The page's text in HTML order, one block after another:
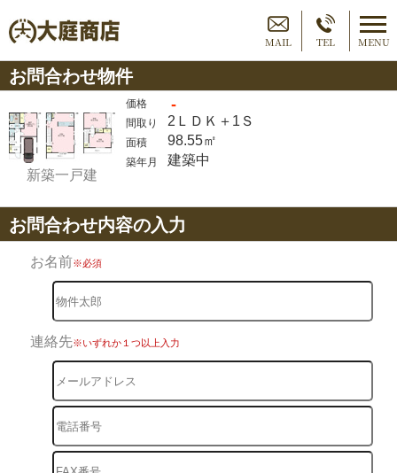
MAIL TEL MENU
お問合わせ物件
新築一戸建
価格 -
間取り 2ＬＤＫ＋1Ｓ
面積 98.55㎡
築年月 建築中
お問合わせ内容の入力
お名前※必須
連絡先※いずれか１つ以上入力